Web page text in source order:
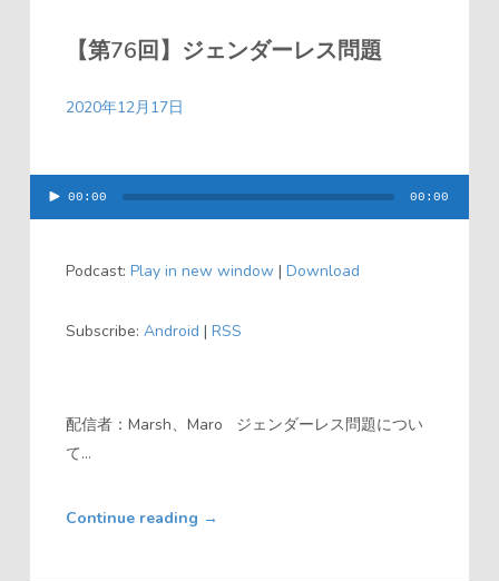
【第76回】ジェンダーレス問題
2020年12月17日
00:00 00:00
Podcast: Play in new window| Download
Subscribe: Android | RSS
配信者：Marsh、Maro ジェンダーレス問題につい
て...
Continue reading →